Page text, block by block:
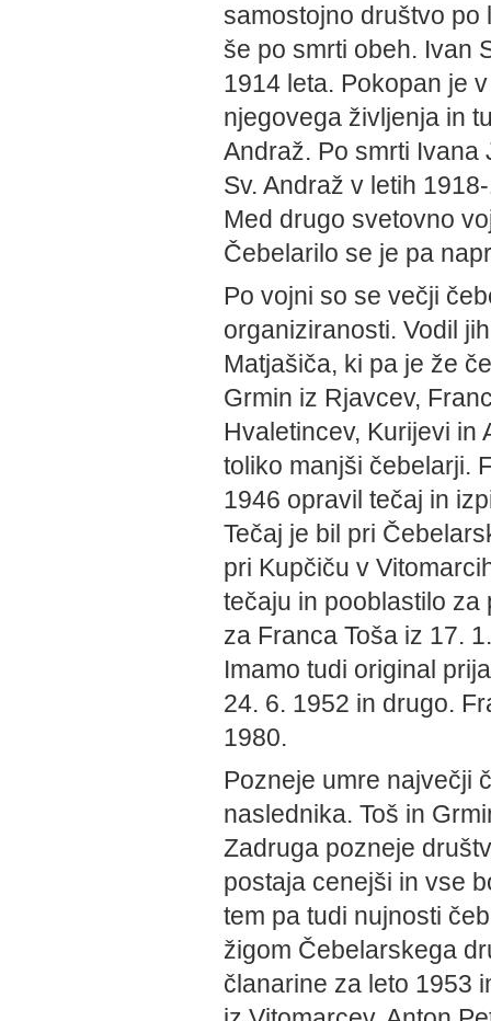
samostojno društvo po
še po smrti obeh. Ivan
1914 leta. Pokopan je
njegovega življenja in
Andraž. Po smrti
Sv. Andraž v letih
Med drugo svetovno
Čebelarilo se je pa
Po vojni so se večji
organiziranosti. Vodil
Matjašiča, ki pa je že
Grmin iz Rjavcev,
Hvaletincev, Kurijevi in
toliko manjši čebelarji.
1946 opravil tečaj in
Tečaj je bil pri
pri Kupčiču v
tečaju in pooblastilo za
za Franca Toša iz 17.
Imamo tudi original
24. 6. 1952 in drugo.
1980.
Pozneje umre največji
naslednika. Toš in
Zadruga pozneje
postaja cenejši in vse
tem pa tudi nujnosti
žigom Čebelarskega
članarine za leto 1953